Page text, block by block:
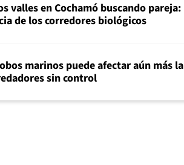
valles en Cochamó buscando pareja:
de los corredores biológicos
marinos puede afectar aún más la
sin control